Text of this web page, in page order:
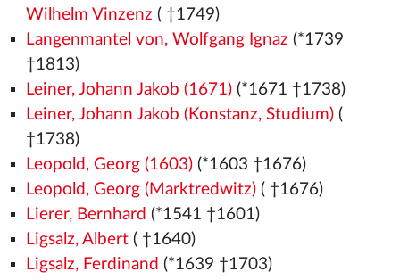
Wilhelm Vinzenz ( †1749)
Langenmantel von, Wolfgang Ignaz (*1739
†1813)
Leiner, Johann Jakob (1671)(*1671 †1738)
Leiner, Johann Jakob (Konstanz, Studium)(
†1738)
Leopold, Georg (1603)(*1603 †1676)
Leopold, Georg (Marktredwitz)( †1676)
Lierer, Bernhard (*1541 †1601)
Ligsalz, Albert( †1640)
Ligsalz, Ferdinand (*1639 †1703)